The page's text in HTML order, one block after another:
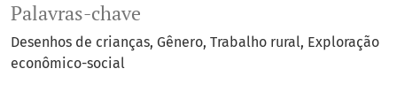
Palavras-chave
Desenhos de crianças Gênero Trabalho rural Exploração
econômico-social